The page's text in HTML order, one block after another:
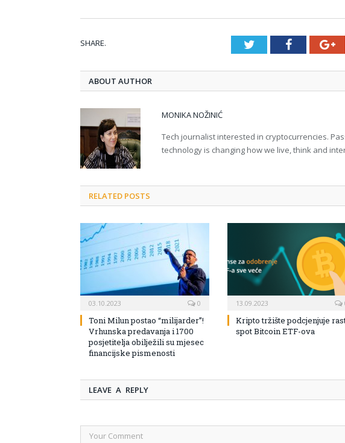
SHARE. TwitterFacebook
ABOUT AUTHOR
MONIKA NOŽINIĆ
Tech journalist interested in cryptocurrencies.
technology is changing how we live, think and
RELATED POSTS
03.10.2023 0
Toni Milun postao “milijarder”!
Vrhunska predavanja i 1700
posjetitelja obilježili su mjesec
financijske pismenosti
13.09.2023
Kripto tržište podcjenjuje
spot Bitcoin ETF-ova
LEAVE A REPLY